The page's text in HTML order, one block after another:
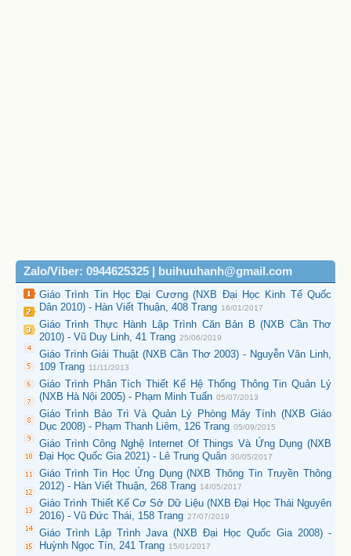
Zalo/Viber: 0944625325 | buihuuhanh@gmail.com
Giáo Trình Tin Học Đại Cương (NXB Đại Học Kinh Tế Quốc
Dân 2010) - Hàn Viết Thuận, 408 Trang 16/01/2017
Giáo Trình Thực Hành Lập Trình Căn Bản B (NXB Cần Thơ
2010) - Vũ Duy Linh, 41 Trang 25/06/2019
Giáo Trình Giải Thuật (NXB Cần Thơ 2003) - Nguyễn Văn Linh,
109 Trang 11/11/2013
Giáo Trình Phân Tích Thiết Kế Hệ Thống Thông Tin Quản Lý
(NXB Hà Nội 2005) - Phạm Minh Tuấn 05/07/2013
Giáo Trình Bảo Trì Và Quản Lý Phòng Máy Tính (NXB Giáo
Dục 2008) - Phạm Thanh Liêm, 126 Trang 05/09/2015
Giáo Trình Công Nghệ Internet Of Things Và Ứng Dụng (NXB
Đại Học Quốc Gia 2021) - Lê Trung Quân 30/05/2017
Giáo Trình Tin Học Ứng Dụng (NXB Thông Tin Truyền Thông
2012) - Hàn Viết Thuận, 268 Trang 14/05/2017
Giáo Trình Thiết Kế Cơ Sở Dữ Liệu (NXB Đại Học Thái Nguyên
2016) - Vũ Đức Thái, 158 Trang 27/07/2019
Giáo Trình Lập Trình Java (NXB Đại Học Quốc Gia 2008) -
Huỳnh Ngọc Tín, 241 Trang 15/01/2017